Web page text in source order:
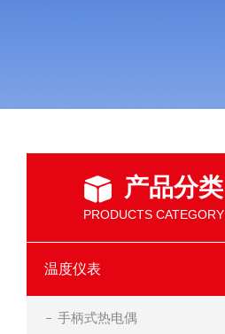
产品分类
PRODUCTS CATEGORY
温度仪表
手柄式热电偶